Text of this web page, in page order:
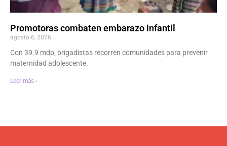
Promotoras combaten embarazo infantil
agosto 6, 2026
Con 39.9 mdp, brigadistas recorren comunidades para prevenir
maternidad adolescente.
Leer más ›